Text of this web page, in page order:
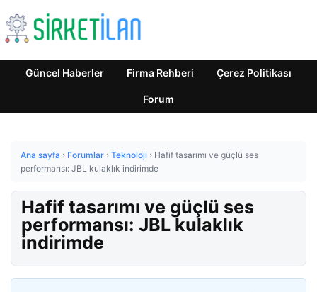
Güncel Haberler Firma Rehberi Çerez Politikası
Forum
Ana sayfa › Forumlar › Teknoloji › Hafif tasarımı ve güçlü ses
performansı: JBL kulaklık indirimde
Hafif tasarımı ve güçlü ses
performansı: JBL kulaklık
indirimde